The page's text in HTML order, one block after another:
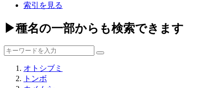
索引を見る
▶種名の一部からも検索できます
オトシブミ
トンボ